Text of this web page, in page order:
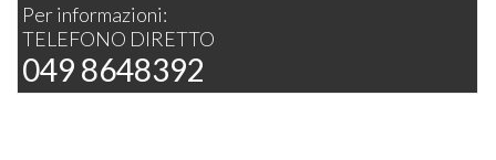
Per informazioni:
TELEFONO DIRETTO
049 8648392